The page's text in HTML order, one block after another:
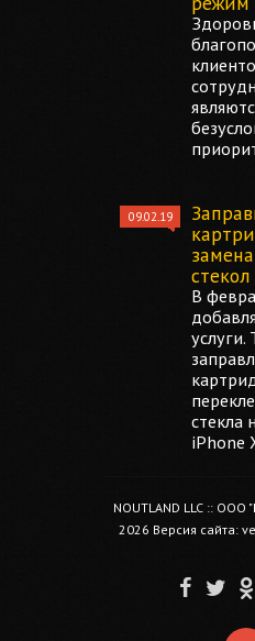
09.02.19
В
стекла
iPhone
NOUTLAND LLC ::
2026 Версия сайта:
F T O